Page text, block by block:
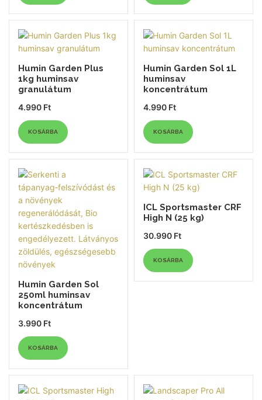
Humin Garden Plus
1kg huminsav
granulátum
4.990 Ft
KOSÁRBA
Humin Garden Sol 1L
huminsav
koncentrátum
4.990 Ft
KOSÁRBA
Humin Garden Sol
250ml huminsav
koncentrátum
3.990 Ft
KOSÁRBA
ICL Sportsmaster CRF
High N (25 kg)
30.990 Ft
KOSÁRBA